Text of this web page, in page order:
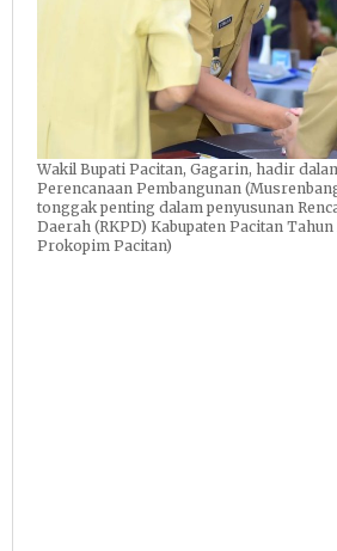
Wakil Bupati Pacitan, Gagarin, hadir
Perencanaan Pembangunan
tonggak penting dalam penyusunan
Daerah (RKPD) Kabupaten Pacitan Tahun
Prokopim Pacitan)